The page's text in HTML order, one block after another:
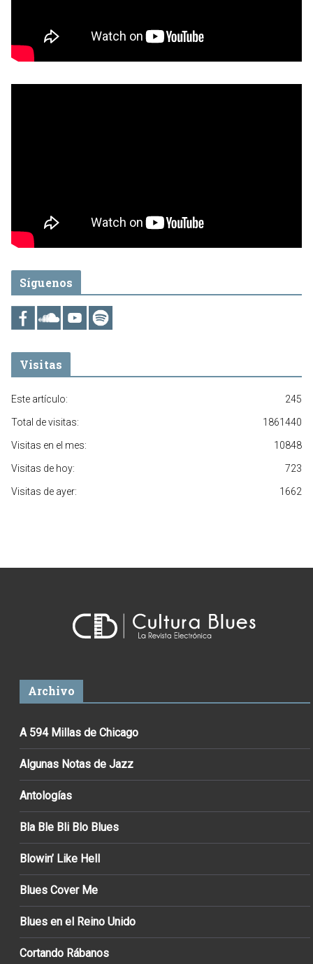
Síguenos
Visitas
245
Este artículo:
1861440
Total de visitas:
10848
Visitas en el mes:
723
Visitas de hoy:
1662
Visitas de ayer:
Archivo
A 594 Millas de Chicago
Algunas Notas de Jazz
Antologías
Bla Ble Bli Blo Blues
Blowin’ Like Hell
Blues Cover Me
Blues en el Reino Unido
Cortando Rábanos